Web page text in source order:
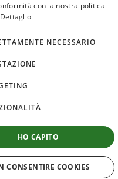
Cookie policy Note legali
con la nostra politica
Dettaglio
NECESSARIO
HO CAPITO
CONSENTIRE COOKIES